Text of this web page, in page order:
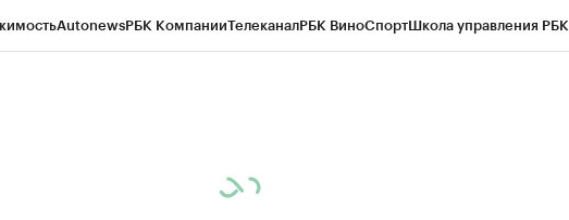
AutonewsРБК КомпанииТелеканалРБК ВиноСпортШкола управления РБК